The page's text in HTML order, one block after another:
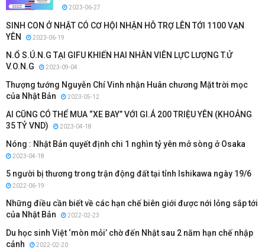
2023-06-27
SINH CON Ở NHẬT CÓ CƠ HỘI NHẬN HỖ TRỢ LÊN TỚI 1100 VẠN
YÊN
2023-06-19
N.Ổ S.Ú.N.G TẠI GIFU KHIẾN HAI NHÂN VIÊN LỰC LƯỢNG T.Ử
V.O.N.G
2023-09-04
Thượng tướng Nguyễn Chí Vinh nhận Huân chương Mặt trời mọc
của Nhật Bản
2023-05-12
AI CŨNG CÓ THỂ MUA “XE BAY” VỚI GI.Á 200 TRIỆU YÊN (KHOẢNG
35 TỶ VND)
2023-04-18
Nóng : Nhật Bản quyết định chi 1 nghìn tỷ yên mở sòng ở Osaka
2023-04-18
5 người bị thương trong trận động đất tại tỉnh Ishikawa ngày 19/6
2022-06-19
Những điều cần biết về các hạn chế biên giới được nới lỏng sắp tới
của Nhật Bản
2022-02-23
Du học sinh Việt ‘mòn mỏi’ chờ đến Nhật sau 2 năm hạn chế nhập
cảnh
2022-02-20